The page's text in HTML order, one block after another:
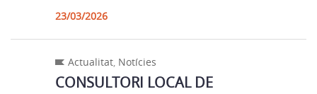
23/03/2026
Actualitat, Notícies
CONSULTORI LOCAL DE